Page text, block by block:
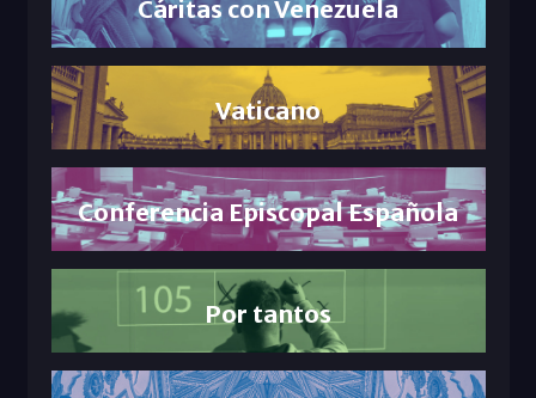
Cáritas con Venezuela
Vaticano
Conferencia Episcopal Española
Por tantos